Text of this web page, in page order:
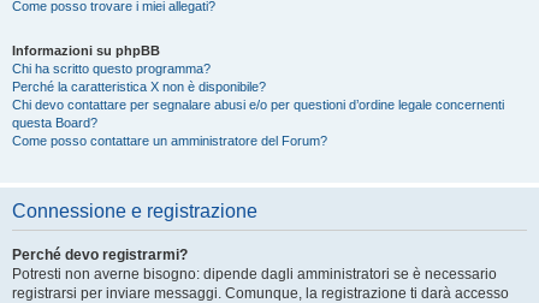
Come posso trovare i miei allegati?
Informazioni su phpBB
Chi ha scritto questo programma?
Perché la caratteristica X non è disponibile?
Chi devo contattare per segnalare abusi e/o per questioni d’ordine legale concernenti
questa Board?
Come posso contattare un amministratore del Forum?
Connessione e registrazione
Perché devo registrarmi?
Potresti non averne bisogno: dipende dagli amministratori se è necessario
registrarsi per inviare messaggi. Comunque, la registrazione ti darà accesso